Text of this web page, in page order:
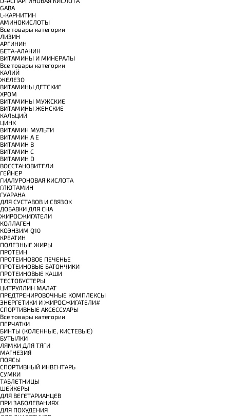
GABA
L-КАРНИТИН
АМИНОКИСЛОТЫ
Все товары категории
ЛИЗИН
АРГИНИН
БЕТА-АЛАНИН
ВИТАМИНЫ И МИНЕРАЛЫ
Все товары категории
КАЛИЙ
ЖЕЛЕЗО
ВИТАМИНЫ ДЕТСКИЕ
ХРОМ
ВИТАМИНЫ МУЖСКИЕ
ВИТАМИНЫ ЖЕНСКИЕ
КАЛЬЦИЙ
ЦИНК
ВИТАМИН МУЛЬТИ
ВИТАМИН A E
ВИТАМИН B
ВИТАМИН C
ВИТАМИН D
ВОССТАНОВИТЕЛИ
ГЕЙНЕР
ГИАЛУРОНОВАЯ КИСЛОТА
ГЛЮТАМИН
ГУАРАНА
ДЛЯ СУСТАВОВ И СВЯЗОК
ДОБАВКИ ДЛЯ СНА
ЖИРОСЖИГАТЕЛИ
КОЛЛАГЕН
КОЭНЗИМ Q10
КРЕАТИН
ПОЛЕЗНЫЕ ЖИРЫ
ПРОТЕИН
ПРОТЕИНОВОЕ ПЕЧЕНЬЕ
ПРОТЕИНОВЫЕ БАТОНЧИКИ
ПРОТЕИНОВЫЕ КАШИ
ТЕСТОБУСТЕРЫ
ЦИТРУЛЛИН МАЛАТ
ПРЕДТРЕНИРОВОЧНЫЕ КОМПЛЕКСЫ
ЭНЕРГЕТИКИ И ЖИРОСЖИГАТЕЛИ#
СПОРТИВНЫЕ АКСЕССУАРЫ
Все товары категории
ПЕРЧАТКИ
БИНТЫ (КОЛЕННЫЕ, КИСТЕВЫЕ)
БУТЫЛКИ
ЛЯМКИ ДЛЯ ТЯГИ
МАГНЕЗИЯ
ПОЯСЫ
СПОРТИВНЫЙ ИНВЕНТАРЬ
СУМКИ
ТАБЛЕТНИЦЫ
ШЕЙКЕРЫ
ДЛЯ ВЕГЕТАРИАНЦЕВ
ПРИ ЗАБОЛЕВАНИЯХ
ДЛЯ ПОХУДЕНИЯ